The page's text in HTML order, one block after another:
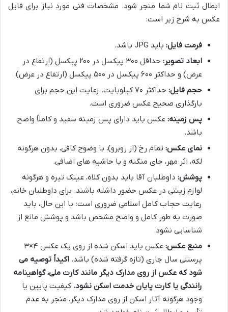
ابطال ثبت نام شما منجر شود. مشخصات فنی مورد نیاز برای فایل
عکس به شرح زیر است:
فرمت فایل: باید JPG باشد.
ابعاد تصویر:
حداقل ۳۰۰ پیکسل در ۲۰۰ پیکسل (ارتفاع در
عرض) و حداکثر ۶۰۰ پیکسل در ۵۰۰ پیکسل (ارتفاع در عرض).
حجم فایل:
حداکثر ۷۰ کیلوبایت. رعایت این حجم برای
بارگذاری صحیح عکس ضروری است.
پس زمینه: عکس باید دارای پس زمینه سفید و کاملاً واضح
باشد.
نمای عکس: تمام رخ (از روبرو)، با وضوح کافی، بدون هرگونه
لکه، اثر مهر، جای منگنه و یا حاشیه های اضافی.
پوشش: داوطلبان آقا باید بدون کلاه، عینک تیره و هرگونه
لوازم زینتی در عکس حضور داشته باشند. برای داوطلبان خانم،
رعایت حجاب کامل اسلامی ضروری است؛ با این حال، باید
صورت به طور کامل و واضح مشخص باشد و پوشش مانع از
شناسایی نشود.
منبع عکس:
عکس باید اسکن شده از روی یک عکس ۴×۳
پرسنلی سال جاری (تازه گرفته شده) باشد. اکیداً توصیه می
شود که عکس از روی مدارک دیگر مانند کارت ملی، گواهینامه
رانندگی یا کارت پایان خدمت اسکن نشود. کیفیت پایین یا
وجود هرگونه آثار اسکن از روی مدارک دیگر، منجر به عدم